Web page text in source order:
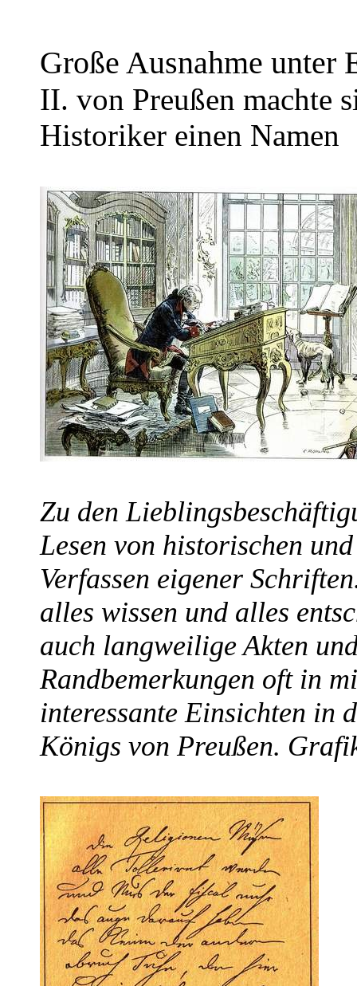
Große Ausnahme unter
II. von Preußen machte
Historiker einen Namen
Zu den
Lesen von historischen
Verfassen eigener
alles wissen und alles
auch langweilige Akten
Randbemerkungen oft in
interessante Einsichten in
Königs von Preußen.